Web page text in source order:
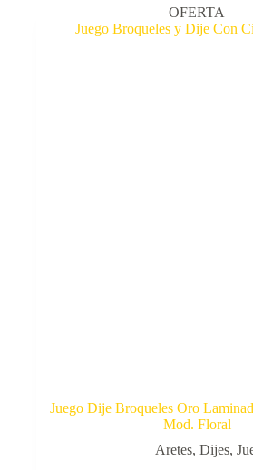
$426.00.
$321.00.
OFERTA
Juego Dije Broqueles Oro
Mod. Floral
Aretes, Dijes,